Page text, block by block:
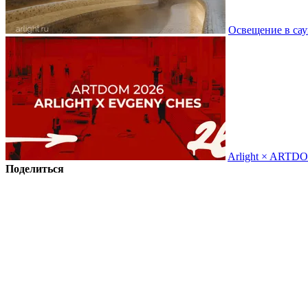
Освещение в
Arlight ×
Поделиться